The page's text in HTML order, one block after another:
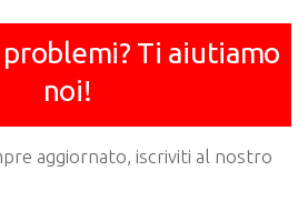
Ti aiutiamo
noi!
aggiornato, iscriviti al nostro